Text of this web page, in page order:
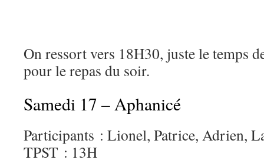
On ressort vers 18H30, juste le temps
pour le repas du soir.
Samedi 17 – Aphanicé
Participants : Lionel, Patrice, Adrien,
TPST : 13H